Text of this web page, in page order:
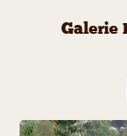
Galerie